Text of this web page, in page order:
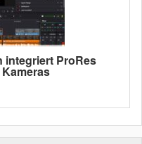
integriert ProRes